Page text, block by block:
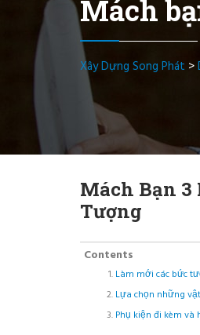
Mách
Xây Dựng Song Phát >
Mách Bạn 3
Tượng
Contents
Làm mới các bức
Lựa chọn những
Phụ kiện đi kèm